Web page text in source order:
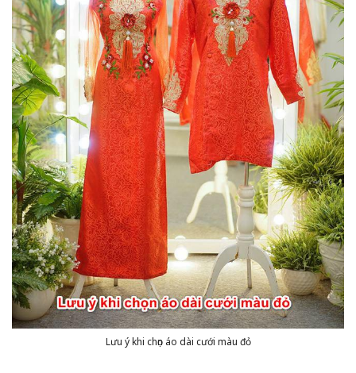
Lưu ý khi chọn áo dài cưới màu đỏ